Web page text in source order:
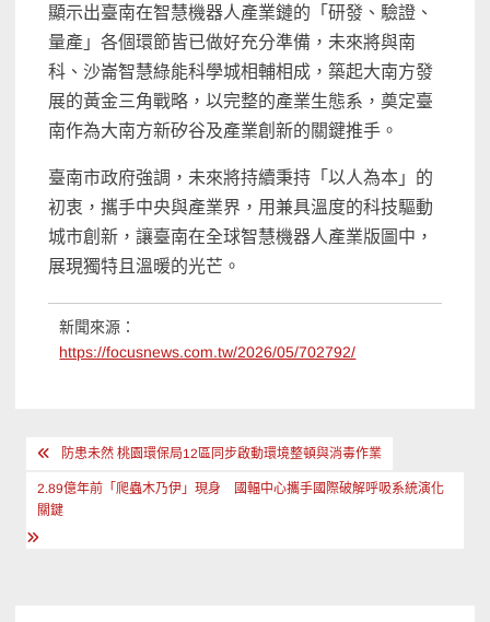
顯示出臺南在智慧機器人產業鏈的「研發、驗證、
量產」各個環節皆已做好充分準備，未來將與南
科、沙崙智慧綠能科學城相輔相成，築起大南方發
展的黃金三角戰略，以完整的產業生態系，奠定臺
南作為大南方新矽谷及產業創新的關鍵推手。
臺南市政府強調，未來將持續秉持「以人為本」的
初衷，攜手中央與產業界，用兼具溫度的科技驅動
城市創新，讓臺南在全球智慧機器人產業版圖中，
展現獨特且溫暖的光芒。
新聞來源：
https://focusnews.com.tw/2026/05/702792/
文
章
導
防患未然 桃園環保局12區同步啟動環境整頓與消毒作業
2.89億年前「爬蟲木乃伊」現身 國輻中心攜手國際破解呼吸系統演化
關鍵